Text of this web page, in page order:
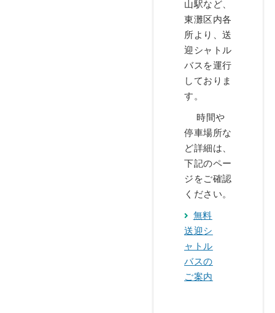
山駅など、
東灘区内各
所より、送
迎シャトル
バスを運行
しておりま
す。
時間や
停車場所な
ど詳細は、
下記のペー
ジをご確認
ください。
無料
送迎シ
ャトル
バスの
ご案内